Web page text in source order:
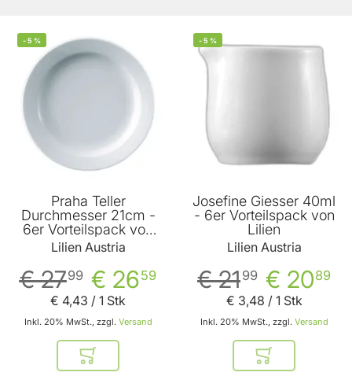
-5 %
Praha Teller
Durchmesser 21cm -
6er Vorteilspack von
Benedikt
Lilien Austria
€ 2659
€ 2799
Inkl. 20% MwSt., zzgl. Versand
€ 4,43 / 1 Stk
In den Warenkorb
-5 %
Josefine Giesser 40ml
- 6er Vorteilspack von
Lilien
Lilien Austria
€ 2089
€ 2199
Inkl. 20% MwSt., zzgl. Versand
€ 3,48 / 1 Stk
In den